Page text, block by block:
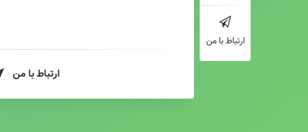
ارتباط با من
ارتباط با من